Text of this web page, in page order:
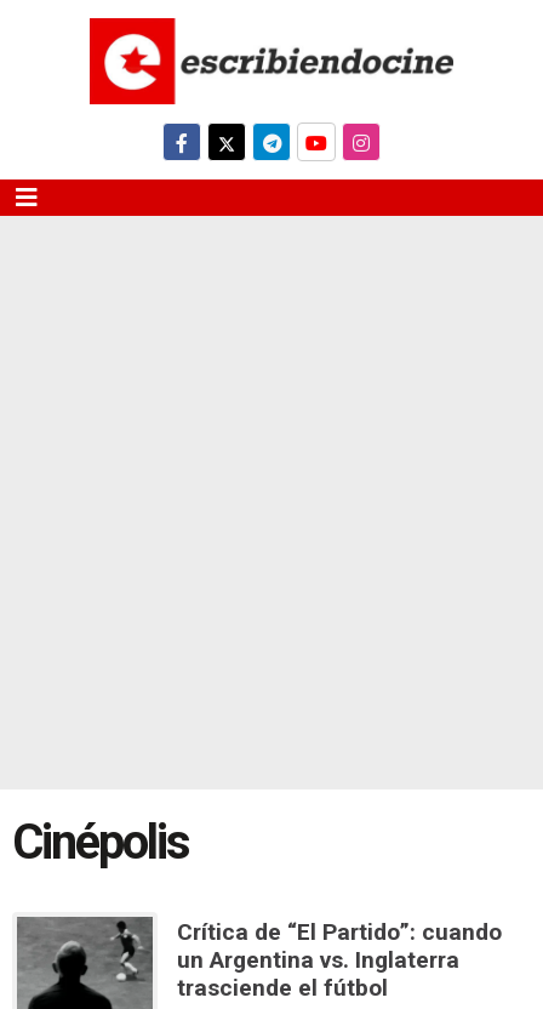
Cinépolis
Crítica de “El Partido”: cuando
un Argentina vs. Inglaterra
trasciende el fútbol